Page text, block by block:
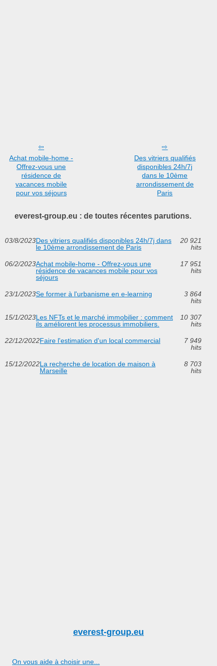
Achat mobile-home -
Offrez-vous une
résidence de
vacances mobile
pour vos séjours
Des vitriers qualifiés
disponibles 24h/7j
dans le 10ème
arrondissement de
Paris
everest-group.eu : de toutes récentes parutions.
03/8/2023Des vitriers qualifiés disponibles 24h/7j dans
le 10ème arrondissement de Paris
20 921
hits
06/2/2023Achat mobile-home - Offrez-vous une
résidence de vacances mobile pour vos
séjours
17 951
hits
23/1/2023Se former à l'urbanisme en e-learning
3 864
hits
15/1/2023Les NFTs et le marché immobilier : comment
ils améliorent les processus immobiliers.
10 307
hits
22/12/2022Faire l'estimation d'un local commercial
7 949
hits
15/12/2022La recherche de location de maison à
Marseille
8 703
hits
everest-group.eu
On vous aide à choisir une...